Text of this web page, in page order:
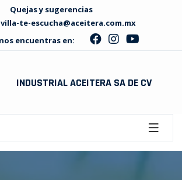
Quejas y sugerencias
te-escucha@aceitera.com.mx
encuentras en:
INDUSTRIAL ACEITERA SA DE CV